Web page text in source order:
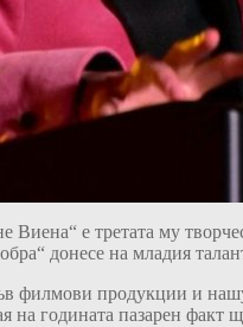
е третата му
донесе на младия
филмови продукции и
на годината пазарен